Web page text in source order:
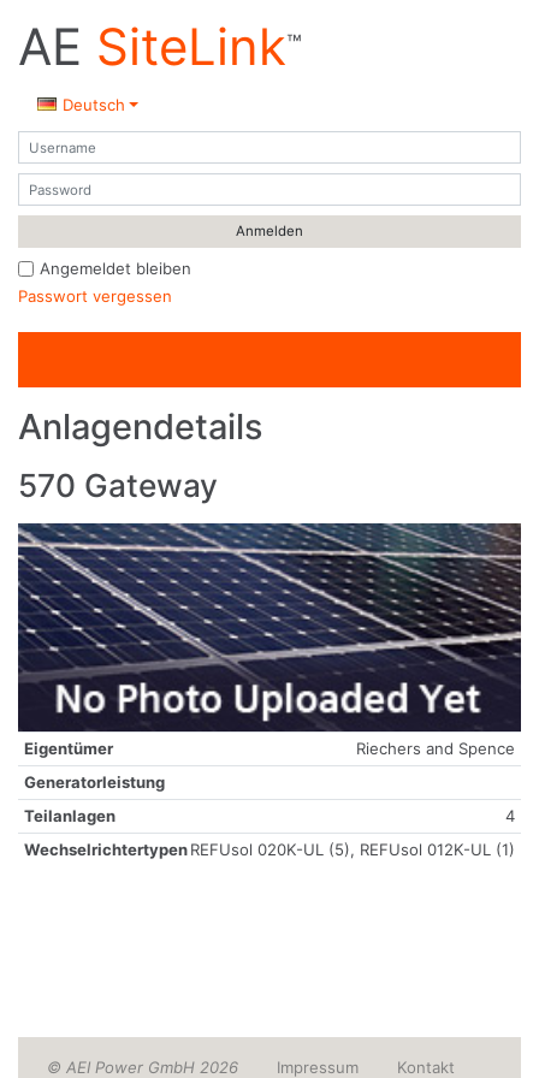
AE SiteLink™
Deutsch
Benutzername
Passwort
Angemeldet bleiben
Passwort vergessen
Anlagendetails
570 Gateway
Eigentümer
Riechers and Spence
Generatorleistung
Teilanlagen
4
Wechselrichtertypen REFUsol 020K-UL (5), REFUsol 012K-UL (1)
© AEI Power GmbH 2026 Impressum Kontakt